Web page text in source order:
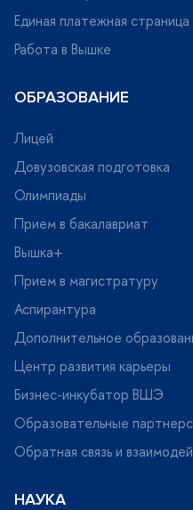
Единая платежная страница
Работа в Вышке
ОБРАЗОВАНИЕ
Лицей
Довузовская подготовка
Олимпиады
Прием в бакалавриат
ышка+
Прием в магистратуру
Аспирантура
Дополнительное
Центр развития карьеры
Бизнес-инкубатор ВШЭ
Образовательные
Обратная связь и
НАУКА